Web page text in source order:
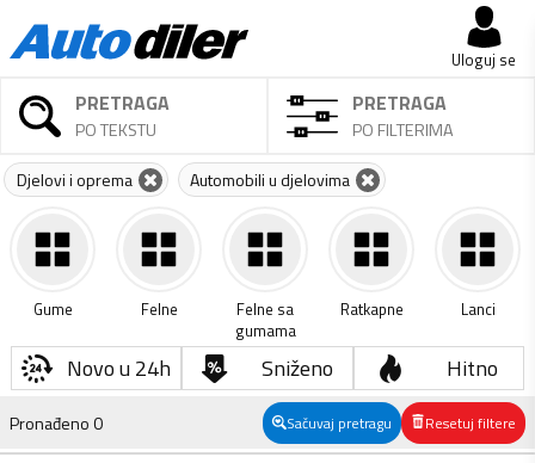
Uloguj se
PRETRAGA
PO TEKSTU
PRETRAGA
PO FILTERIMA
Djelovi i oprema Automobili u djelovima
Gume Felne
Felne sa
gumama
Ratkapne Lanci
Novo u 24h Sniženo Hitno
Pronađeno0 Sačuvaj pretragu Resetuj filtere